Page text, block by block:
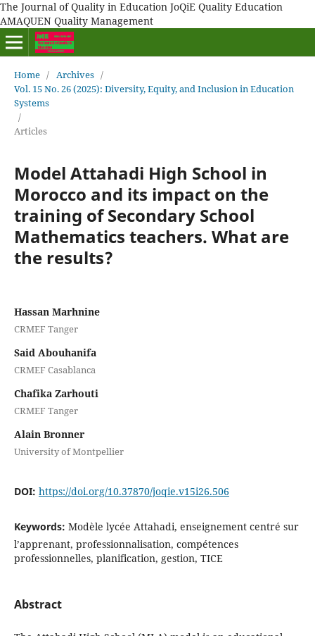
The Journal of Quality in Education JoQiE Quality Education
AMAQUEN Quality Management
Home / Archives /
Vol. 15 No. 26 (2025): Diversity, Equity, and Inclusion in Education
Systems
/
Articles
Model Attahadi High School in
Morocco and its impact on the
training of Secondary School
Mathematics teachers. What are
the results?
Hassan Marhnine
CRMEF Tanger
Said Abouhanifa
CRMEF Casablanca
Chafika Zarhouti
CRMEF Tanger
Alain Bronner
University of Montpellier
DOI: https://doi.org/10.37870/joqie.v15i26.506
Keywords: Modèle lycée Attahadi, enseignement centré sur
l’apprenant, professionnalisation, compétences
professionnelles, planification, gestion, TICE
Abstract